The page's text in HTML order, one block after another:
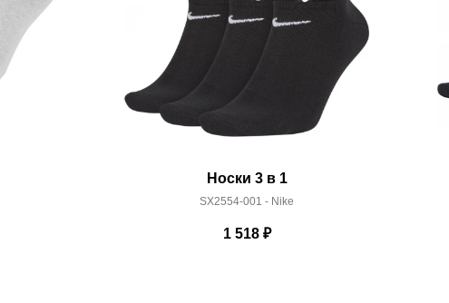
Носки 3 в 1
SX2554-001 - Nike
1 518₽